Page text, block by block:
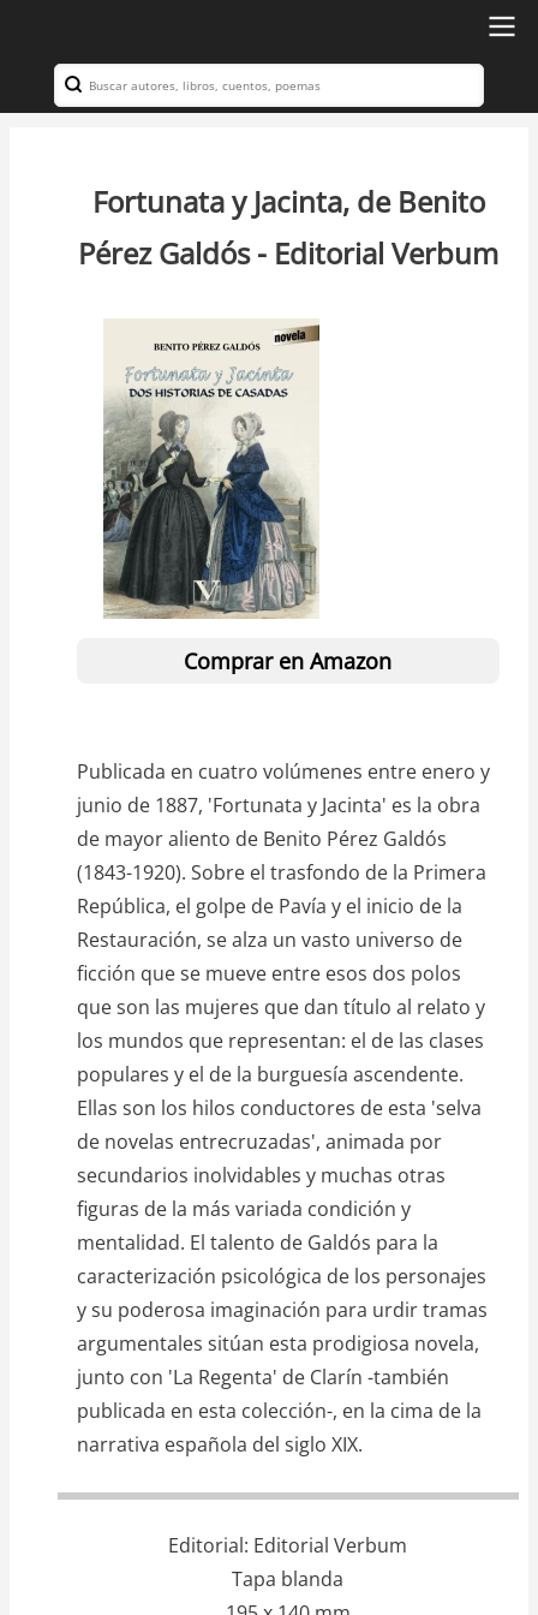
contenido
principal
Navegación
Search
Fortunata y Jacinta, de Benito
Pérez Galdós - Editorial Verbum
Comprar en Amazon
Publicada en cuatro volúmenes entre enero y
junio de 1887, 'Fortunata y Jacinta' es la obra
de mayor aliento de Benito Pérez Galdós
(1843-1920). Sobre el trasfondo de la Primera
República, el golpe de Pavía y el inicio de la
Restauración, se alza un vasto universo de
ficción que se mueve entre esos dos polos
que son las mujeres que dan título al relato y
los mundos que representan: el de las clases
populares y el de la burguesía ascendente.
Ellas son los hilos conductores de esta 'selva
de novelas entrecruzadas', animada por
secundarios inolvidables y muchas otras
figuras de la más variada condición y
mentalidad. El talento de Galdós para la
caracterización psicológica de los personajes
y su poderosa imaginación para urdir tramas
argumentales sitúan esta prodigiosa novela,
junto con 'La Regenta' de Clarín -también
publicada en esta colección-, en la cima de la
narrativa española del siglo XIX.
Editorial Editorial Verbum
Tapa blanda